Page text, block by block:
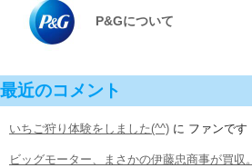
P&Gについて
最近のコメント
いちご狩り体験をしました(^^) に ファンです
ビッグモーター、まさかの伊藤忠商事が買収。